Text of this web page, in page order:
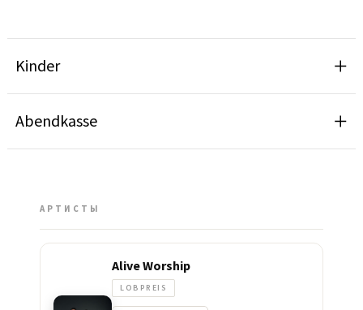
Kinder
Abendkasse
АРТИСТЫ
Alive Worship
LOBPREIS